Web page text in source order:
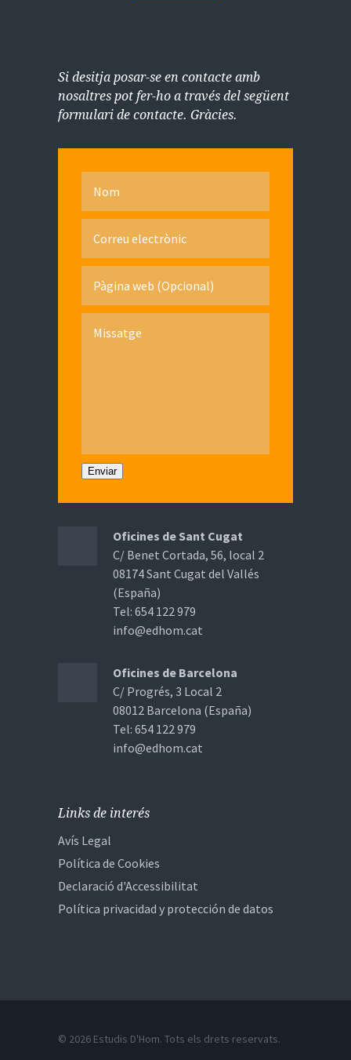
Si desitja posar-se en contacte amb
nosaltres pot fer-ho a través del següent
formulari de contacte. Gràcies.
Nom
Correu electrònic
Pàgina web (Opcional)
Missatge
Enviar
Oficines de Sant Cugat
C/ Benet Cortada, 56, local 2
08174 Sant Cugat del Vallés
(España)
Tel: 654 122 979
info@edhom.cat
Oficines de Barcelona
C/ Progrés, 3 Local 2
08012 Barcelona (España)
Tel: 654 122 979
info@edhom.cat
Links de interés
Avís Legal
Política de Cookies
Declaració d'Accessibilitat
Política privacidad y protección de datos
© 2026 Estudis D'Hom. Tots els drets reservats.